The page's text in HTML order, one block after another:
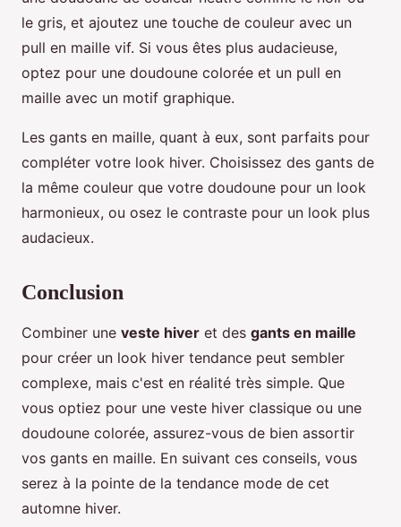
le gris, et ajoutez une touche de couleur avec un
pull en maille vif. Si vous êtes plus audacieuse,
optez pour une doudoune colorée et un pull en
maille avec un motif graphique.
Les gants en maille, quant à eux, sont parfaits pour
compléter votre look hiver. Choisissez des gants de
la même couleur que votre doudoune pour un look
harmonieux, ou osez le contraste pour un look plus
audacieux.
Conclusion
Combiner une veste hiver et des gants en maille
pour créer un look hiver tendance peut sembler
complexe, mais c'est en réalité très simple. Que
vous optiez pour une veste hiver classique ou une
doudoune colorée, assurez-vous de bien assortir
vos gants en maille. En suivant ces conseils, vous
serez à la pointe de la tendance mode de cet
automne hiver.